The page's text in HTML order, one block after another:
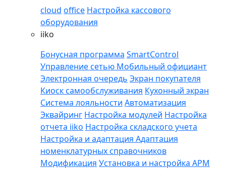
cloud office Настройка кассового
оборудования
iiko
Бонусная программа SmartControl
Управление сетью Мобильный официант
Электронная очередь Экран покупателя
Киоск самообслуживания Кухонный экран
Система лояльности Автоматизация
Эквайринг Настройка модулей Настройка
отчета iiko Настройка складского учета
Настройка и адаптация Адаптация
номенклатурных справочников
Модификация Установка и настройка APM